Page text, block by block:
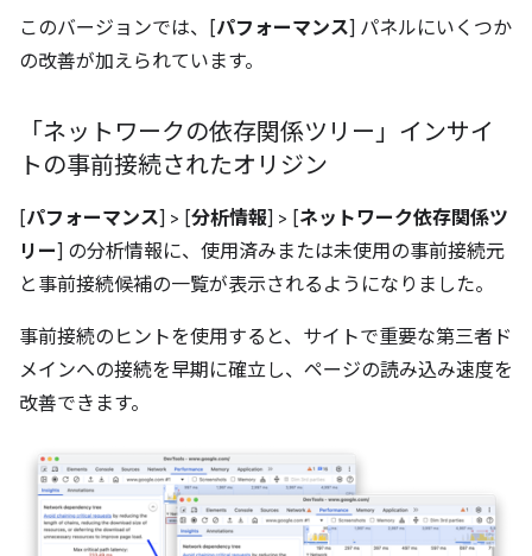
このバージョンでは、[パフォーマンス] パネルにいくつか
の改善が加えられています。
「ネットワークの依存関係ツリー」インサイ
トの事前接続されたオリジン
[パフォーマンス] > [分析情報] > [ネットワーク依存関係ツ
リー] の分析情報に、使用済みまたは未使用の事前接続元
と事前接続候補の一覧が表示されるようになりました。
事前接続のヒントを使用すると、サイトで重要な第三者ド
メインへの接続を早期に確立し、ページの読み込み速度を
改善できます。